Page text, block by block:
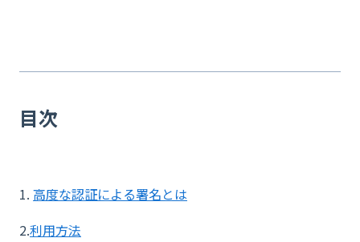
目次
1. 高度な認証による署名とは
2.利用方法